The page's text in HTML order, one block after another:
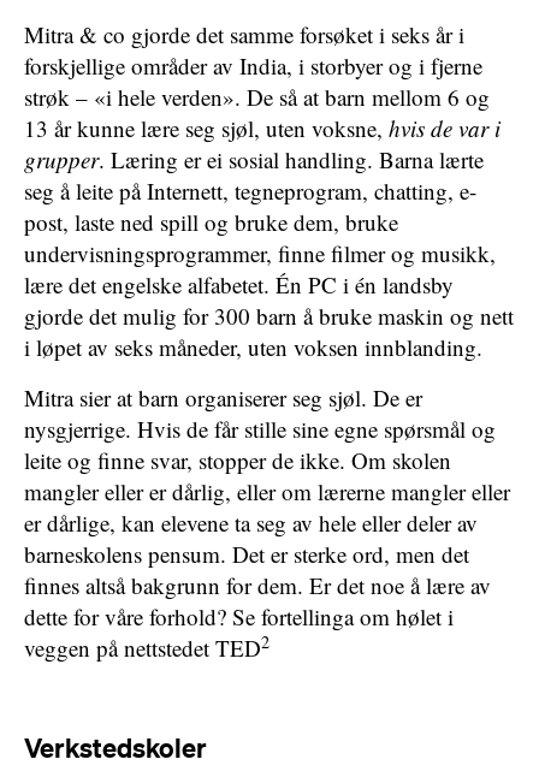
Mitra & co gjorde det samme forsøket i seks år i
forskjellige områder av India, i storbyer og i fjerne
strøk – «i hele verden». De så at barn mellom 6 og
13 år kunne lære seg sjøl, uten voksne, hvis de var i
grupper. Læring er ei sosial handling. Barna lærte
seg å leite på Internett, tegneprogram, chatting, e-
post, laste ned spill og bruke dem, bruke
undervisningsprogrammer, finne filmer og musikk,
lære det engelske alfabetet. Én PC i én landsby
gjorde det mulig for 300 barn å bruke maskin og nett
i løpet av seks måneder, uten voksen innblanding.
Mitra sier at barn organiserer seg sjøl. De er
nysgjerrige. Hvis de får stille sine egne spørsmål og
leite og finne svar, stopper de ikke. Om skolen
mangler eller er dårlig, eller om lærerne mangler eller
er dårlige, kan elevene ta seg av hele eller deler av
barneskolens pensum. Det er sterke ord, men det
finnes altså bakgrunn for dem. Er det noe å lære av
dette for våre forhold? Se fortellinga om hølet i
veggen på nettstedet TED2
Verkstedskoler